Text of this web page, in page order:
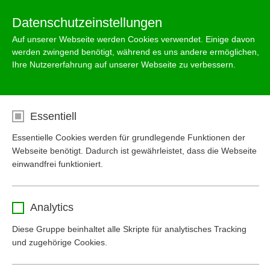
DIN EN 858-1
Institutevergebene Zertifikat gemäß ÖNORM B 5101.
Datenschutzeinstellungen
Auf unserer Webseite werden Cookies verwendet. Einige davon
werden zwingend benötigt, während es uns andere ermöglichen,
Ihre Nutzererfahrung auf unserer Webseite zu verbessern.
Essentiell
Essentielle Cookies werden für grundlegende Funktionen der
Webseite benötigt. Dadurch ist gewährleistet, dass die Webseite
einwandfrei funktioniert.
Laufzeit 1 Monat
Analytics
Diese Gruppe beinhaltet alle Skripte für analytisches Tracking
und zugehörige Cookies.